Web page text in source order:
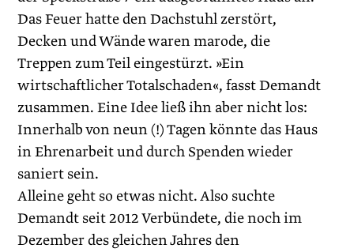
Das Feuer hatte den Dachstuhl zerstört,
Decken und Wände waren marode, die
Treppen zum Teil eingestürzt. »Ein
wirtschaftlicher Totalschaden«, fasst Demandt
zusammen. Eine Idee ließ ihn aber nicht los:
Innerhalb von neun (!) Tagen könnte das Haus
in Ehrenarbeit und durch Spenden wieder
saniert sein.
Alleine geht so etwas nicht. Also suchte
Demandt seit 2012 Verbündete, die noch im
Dezember des gleichen Jahres den